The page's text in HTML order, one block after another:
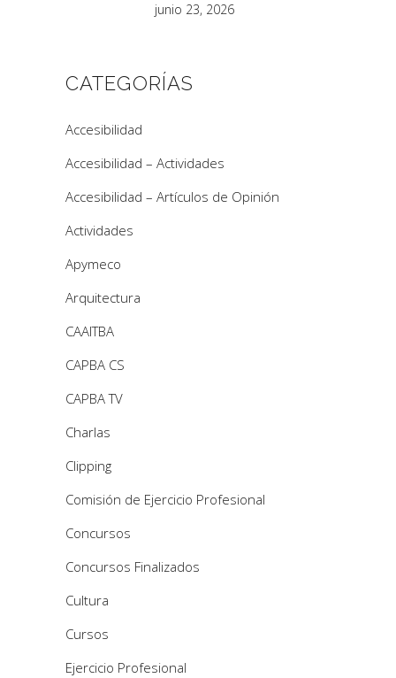
junio 23, 2026
CATEGORÍAS
Accesibilidad
Accesibilidad – Actividades
Accesibilidad – Artículos de Opinión
Actividades
Apymeco
Arquitectura
CAAITBA
CAPBA CS
CAPBA TV
Charlas
Clipping
Comisión de Ejercicio Profesional
Concursos
Concursos Finalizados
Cultura
Cursos
Ejercicio Profesional